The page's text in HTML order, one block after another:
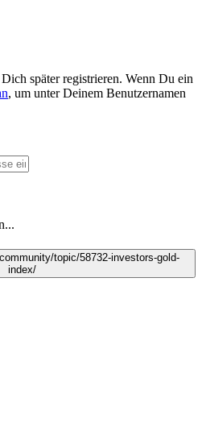
später registrieren. Wenn Du ein
, um unter Deinem Benutzernamen
topic/58732-investors-gold-
index/